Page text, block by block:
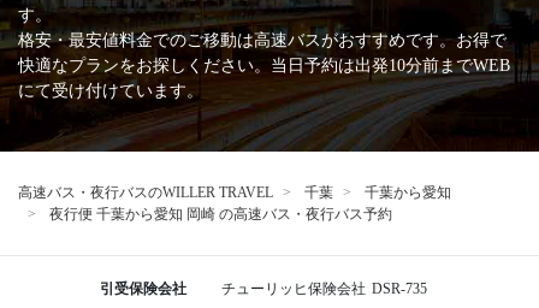
す。
格安・最安値料金でのご移動は高速バスがおすすめです。お得で
快適なプランをお探しください。当日予約は出発10分前までWEB
にて受け付けています。
高速バス・夜行バスのWILLER TRAVEL 千葉
千葉から愛知
夜行便 千葉から愛知 岡崎 の高速バス・夜行バス予約
引受保険会社 チューリッヒ保険会社 DSR-735